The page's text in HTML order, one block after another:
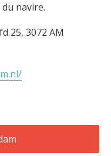
navire.
25, 3072 AM